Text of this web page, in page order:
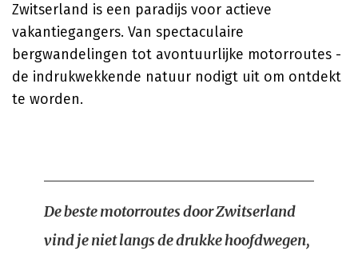
Zwitserland is een paradijs voor actieve
vakantiegangers. Van spectaculaire
bergwandelingen tot avontuurlijke motorroutes -
de indrukwekkende natuur nodigt uit om ontdekt
te worden.
De beste motorroutes door Zwitserland
vind je niet langs de drukke hoofdwegen,